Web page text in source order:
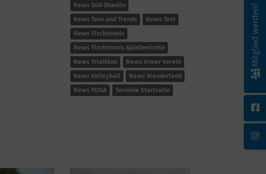
News Süd-Shaolin
News Tanz und Trends
News Test
News Tischtennis
News Tischtennis Spielberichte
News Triathlon
News Unser Verein
News Volleyball
News Wanderland
News YOGA
Termine Startseite
Mitglied werden!